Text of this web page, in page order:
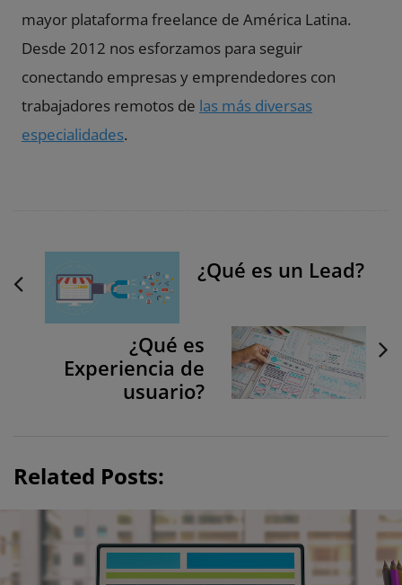
mayor plataforma freelance de América Latina.
Desde 2012 nos esforzamos para seguir
conectando empresas y emprendedores con
trabajadores remotos de las más diversas
especialidades.
o
n
¿Qué es un Lead?
¿Qué es
Experiencia de
usuario?
Related Posts: